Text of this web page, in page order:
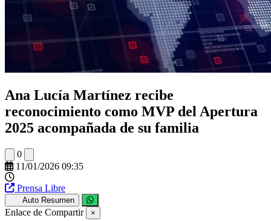
Ana Lucía Martínez recibe
reconocimiento como MVP del Apertura
2025 acompañada de su familia
0
11/01/2026 09:35
Prensa Libre
Auto Resumen
Enlace de Compartir ×